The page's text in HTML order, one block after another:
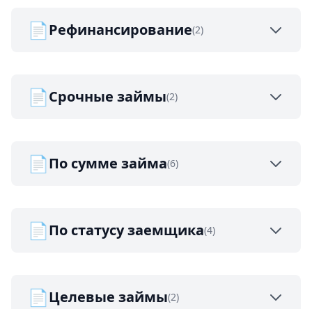
📄Рефинансирование(2)
📄Срочные займы(2)
📄По сумме займа(6)
📄По статусу заемщика(4)
📄Целевые займы(2)